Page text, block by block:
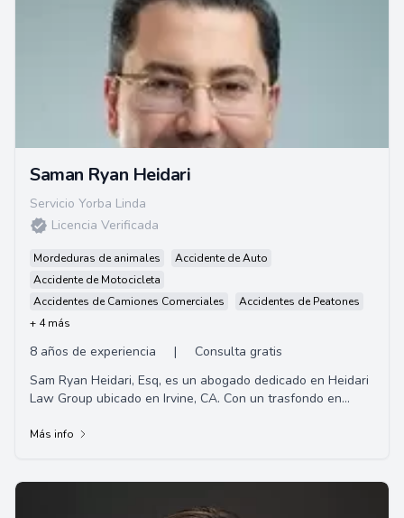
Saman Ryan Heidari
Servicio Yorba Linda
Licencia Verificada
Mordeduras de animales
Accidente de Auto
Accidente de Motocicleta
Accidentes de Camiones Comerciales
Accidentes de Peatones
+ 4 más
8 años de experiencia |
Consulta gratis
Sam Ryan Heidari, Esq, es un abogado dedicado en Heidari
Law Group ubicado en Irvine, CA. Con un trasfondo en
Más info